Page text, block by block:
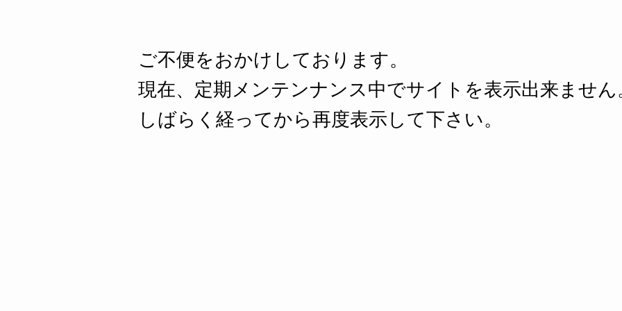
ご不便をおかけしております。
現在、定期メンテンナンス中でサイトを表示出来ません
しばらく経ってから再度表示して下さい。